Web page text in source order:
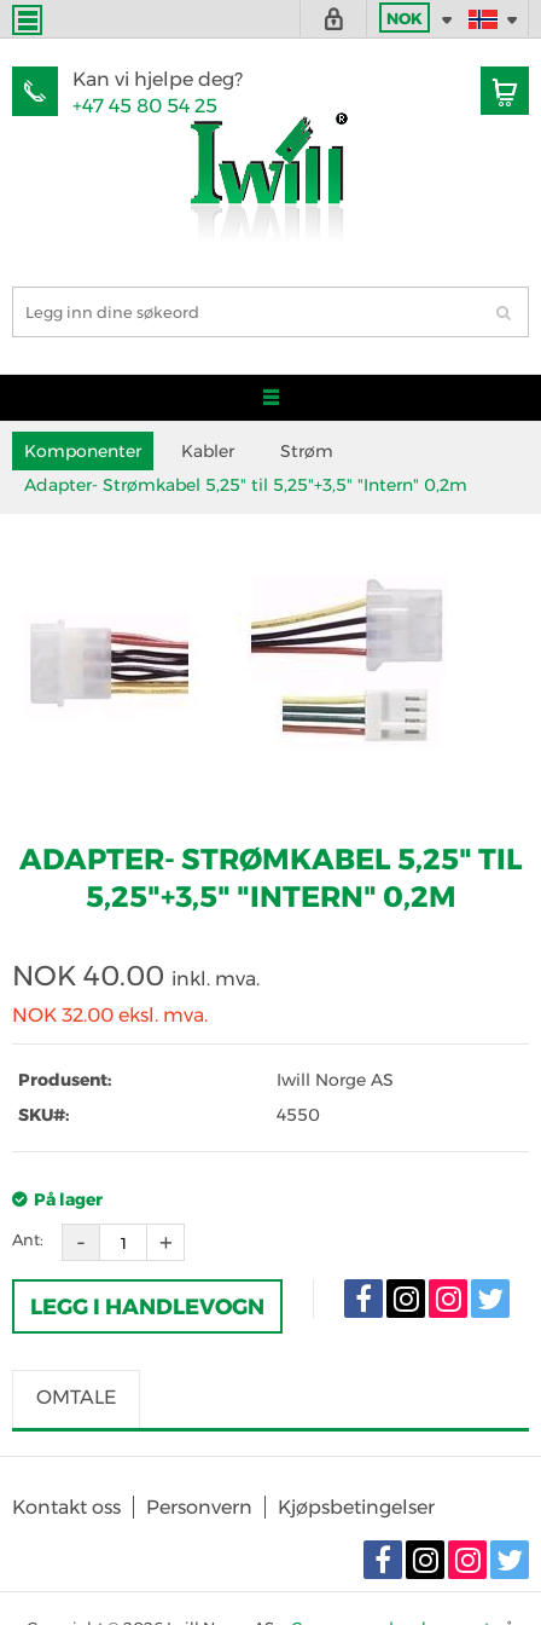
NOK
Kan vi hjelpe deg?
+47 45 80 54 25
Komponenter Kabler
Strøm
Adapter- Strømkabel 5,25" til 5,25"+3,5" "Intern" 0,2m
ADAPTER- STRØMKABEL 5,25" TIL
5,25"+3,5" "INTERN" 0,2M
NOK 40.00 inkl. mva.
NOK 32.00 eksl. mva.
Produsent:
Iwill Norge AS
SKU#:
4550
På lager
Ant:
LEGG I HANDLEVOGN
OMTALE
SKRIV OMTALE
produktet
Kontakt oss Personvern Kjøpsbetingelser